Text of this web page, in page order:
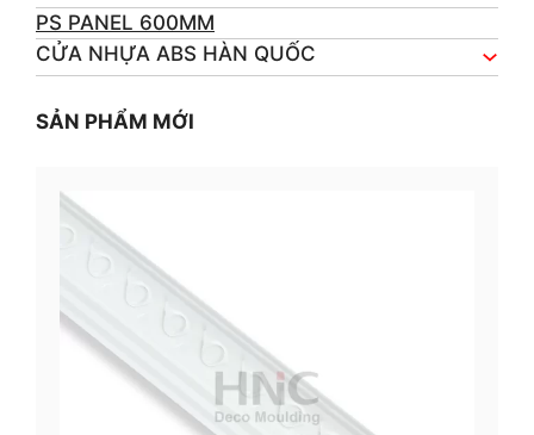
PS PANEL 600MM
CỬA NHỰA ABS HÀN QUỐC
SẢN PHẨM MỚI